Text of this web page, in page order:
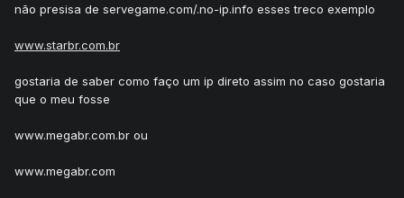
não presisa de servegame.com/.no-ip.info esses treco exemplo
www.starbr.com.br
gostaria de saber como faço um ip direto assim no caso gostaria
que o meu fosse
www.megabr.com.br ou
www.megabr.com